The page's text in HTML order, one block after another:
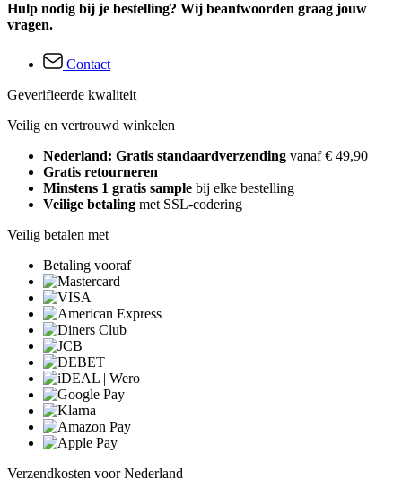
Hulp nodig bij je bestelling? Wij beantwoorden graag jouw
vragen.
Contact
Geverifieerde kwaliteit
Veilig en vertrouwd winkelen
Nederland: Gratis standaardverzending vanaf € 49,90
Gratis retourneren
Minstens 1 gratis sample bij elke bestelling
Veilige betaling met SSL-codering
Veilig betalen met
Betaling vooraf
Verzendkosten voor Nederland